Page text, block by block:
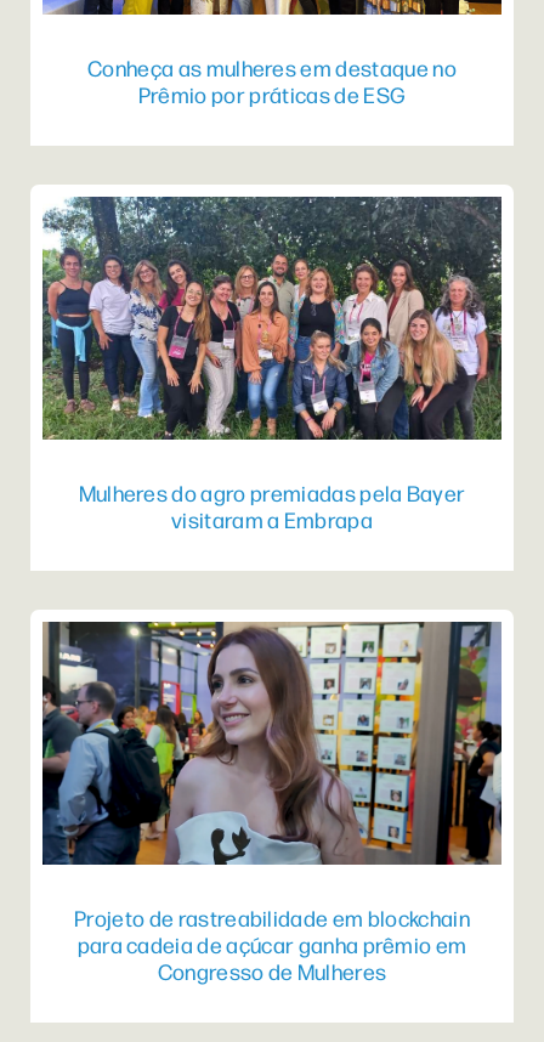
Conheça as mulheres em destaque no
Prêmio por práticas de ESG
Mulheres do agro premiadas pela Bayer
visitaram a Embrapa
Projeto de rastreabilidade em blockchain
para cadeia de açúcar ganha prêmio em
Congresso de Mulheres